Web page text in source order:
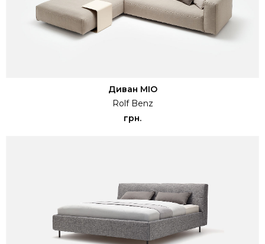
Диван MIO
Rolf Benz
грн.